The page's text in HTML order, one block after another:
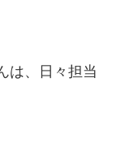
は、日々担当